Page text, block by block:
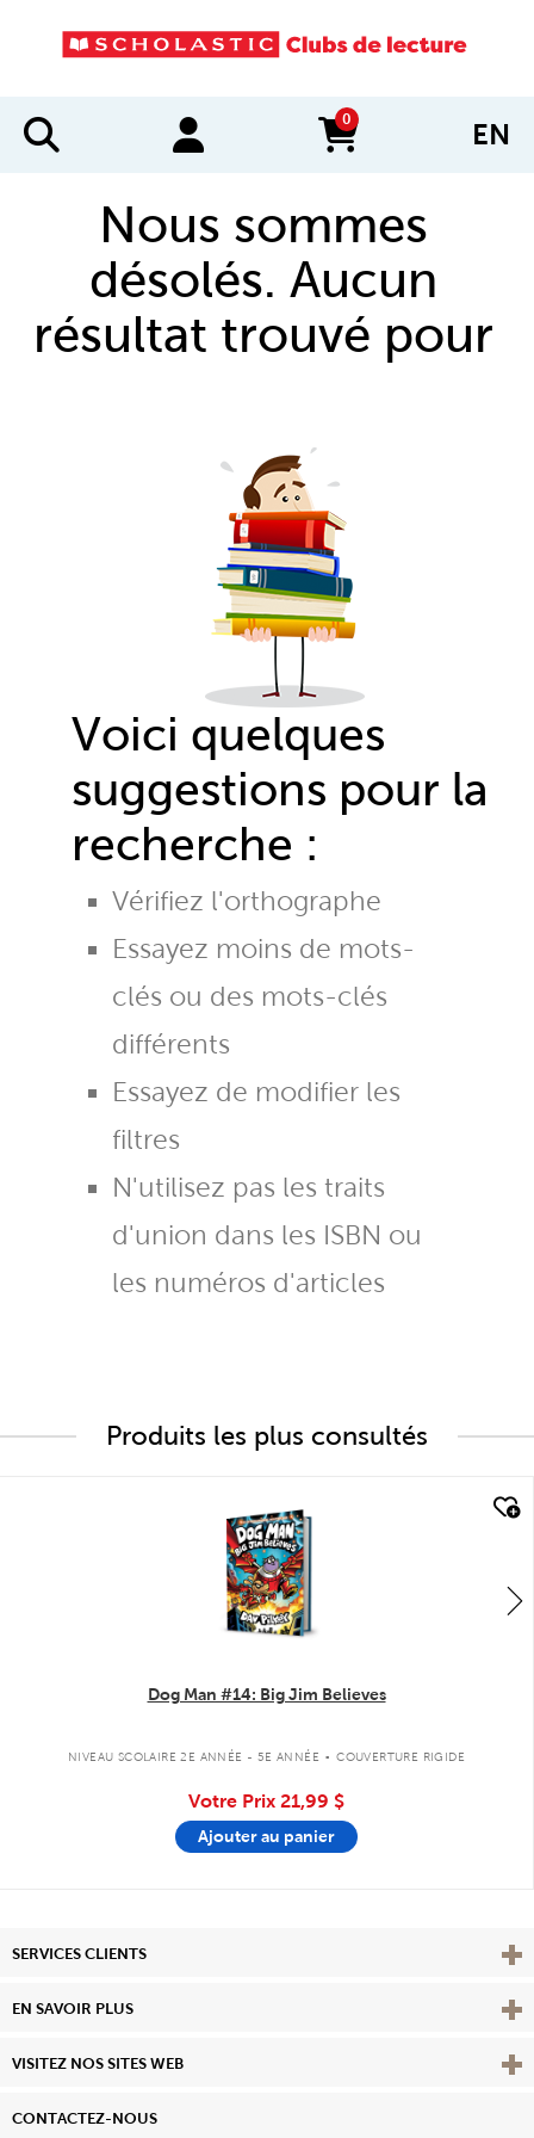
0
items in cart EN
Nous sommes
désolés. Aucun
résultat trouvé pour
Voici quelques
suggestions pour la
recherche :
Vérifiez l'orthographe
Essayez moins de mots-
clés ou des mots-clés
différents
Essayez de modifier les
filtres
N'utilisez pas les traits
d'union dans les ISBN ou
les numéros d'articles
Produits les plus consultés
Dog Man #14: Big Jim Believes
NIVEAU SCOLAIRE 2E ANNÉE - 5E ANNÉE . COUVERTURE RIGIDE
Votre Prix 21,99 $
Ajouter au panier
SERVICES CLIENTS
EN SAVOIR PLUS View
VISITEZ NOS SITES WEB
CONTACTEZ-NOUS